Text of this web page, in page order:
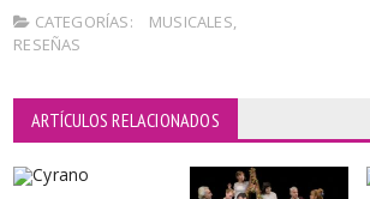
CATEGORÍAS: MUSICALES,
RESEÑAS
ARTÍCULOS RELACIONADOS